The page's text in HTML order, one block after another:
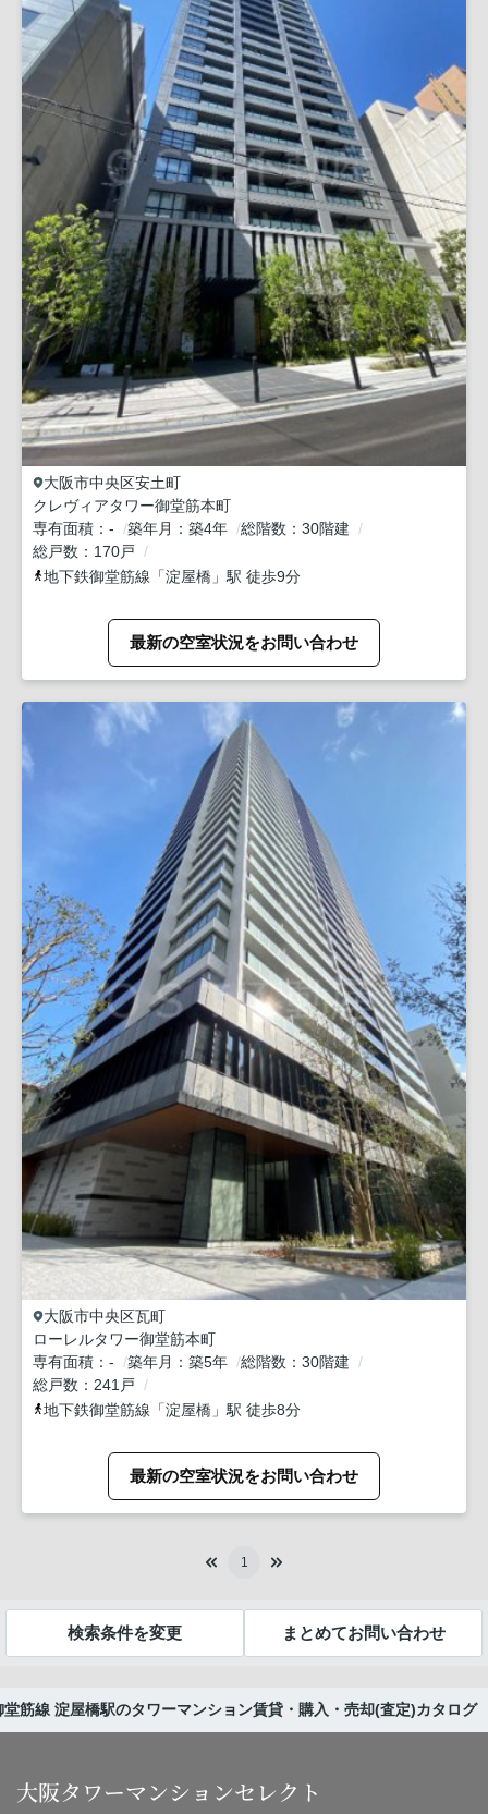
大阪市中央区安土町
クレヴィアタワー御堂筋本町
専有面積
- 築年月 築4年 総階数
30階建
総戸数
170戸
地下鉄御堂筋線 「淀屋橋 」駅 徒歩9分
最新の空室状況をお問い合わせ
大阪市中央区瓦町
ローレルタワー御堂筋本町
専有面積
- 築年月 築5年 総階数
30階建
総戸数
241戸
地下鉄御堂筋線 「淀屋橋 」駅 徒歩8分
最新の空室状況をお問い合わせ
1
検索条件を変更 まとめてお問い合わせ
筋線 淀屋橋駅のタワーマンション賃貸・購入・売却(査定)カタログ
大阪タワーマンションセレクト